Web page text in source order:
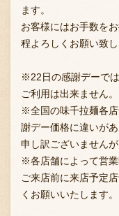
ます。
お客様にはお手数を
程よろしくお願い致し
※22日の感謝デーで
ご利用は出来ません。
※全国の味千拉麺各
謝デー価格に違いが
申し訳ございません
※各店舗によって営業
ご来店前に来店予定
くお願いいたします。